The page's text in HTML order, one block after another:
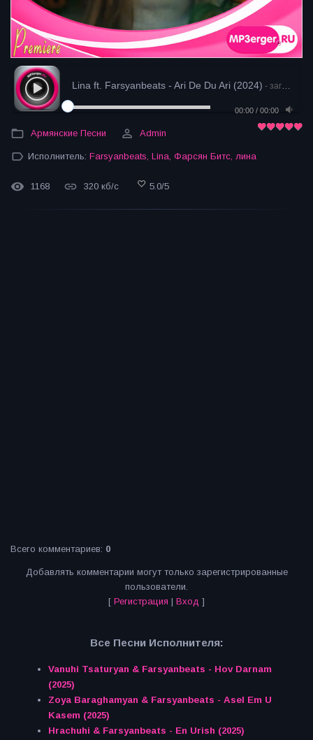
Lina ft. Farsyanbeats - Ari De Du Ari (2024) - загрузка
00:00 / 00:00
Армянские Песни Admin
Исполнитель: Farsyanbeats Lina Фарсян Битс лина
1168 320 кб/с 5.0/5
Всего комментариев: 0
Добавлять комментарии могут только зарегистрированные
пользователи.
[ Регистрация | Вход ]
Все Песни Исполнителя:
Vanuhi Tsaturyan & Farsyanbeats - Hov Darnam
(2025)
Zoya Baraghamyan & Farsyanbeats - Asel Em U
Kasem (2025)
Hrachuhi & Farsyanbeats - En Urish (2025)